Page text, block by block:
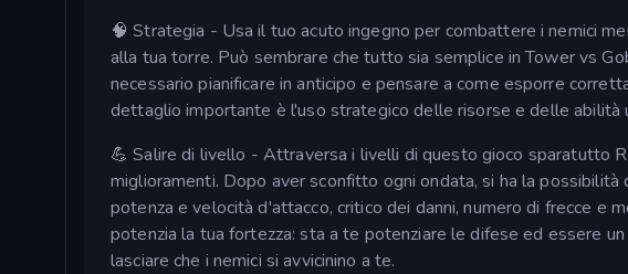
🧠 Strategia - Usa il tuo acuto ingegno per combattere i nemici
alla tua torre. Può sembrare che tutto sia semplice in Tower vs
necessario pianificare in anticipo e pensare a come esporre
dettaglio importante è l'uso strategico delle risorse e delle abilità
💪 Salire di livello - Attraversa i livelli di questo gioco sparatutto
miglioramenti. Dopo aver sconfitto ogni ondata, si ha la
potenza e velocità d'attacco, critico dei danni, numero di frecce e
potenzia la tua fortezza: sta a te potenziare le difese ed essere
lasciare che i nemici si avvicinino a te.